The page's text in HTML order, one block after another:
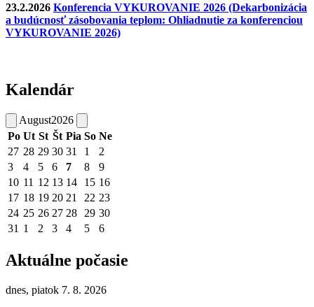
23.2.2026 Konferencia VYKUROVANIE 2026 (Dekarbonizácia
a budúcnosť zásobovania teplom: Ohliadnutie za konferenciou
VYKUROVANIE 2026)
Kalendár
August2026
Po Ut St Št Pia So Ne
27 28 29 30 31 1
2
3
4 5 6 7 8
9
10 11 12 13 14 15 16
17 18 19 20 21 22 23
24 25 26 27 28 29 30
31 1 2 3 4 5 6
Aktuálne počasie
dnes, piatok 7. 8. 2026